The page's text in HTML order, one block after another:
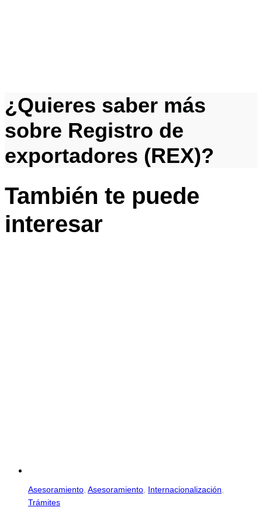
¿Quieres saber más
sobre Registro de
exportadores (REX)?
También te puede
interesar
Asesoramiento, Asesoramiento, Internacionalización,
Trámites